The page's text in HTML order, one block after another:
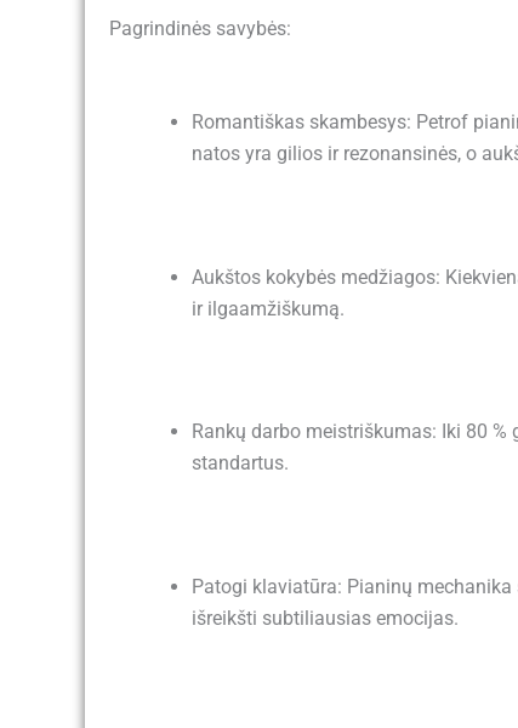
Pagrindinės savybės:
Romantiškas skambesys: Petrof
natos yra gilios ir rezonansinės, o
Aukštos kokybės medžiagos:
ir ilgaamžiškumą.
Rankų darbo meistriškumas: Iki 80
standartus.
Patogi klaviatūra: Pianinų
išreikšti subtiliausias emocijas.